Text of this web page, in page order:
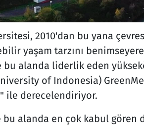
2010'dan bu yana
yaşam tarzını
bu alanda liderlik eden
of Indonesia)
ile derecelendiriyor.
bu alanda en çok kabul gören